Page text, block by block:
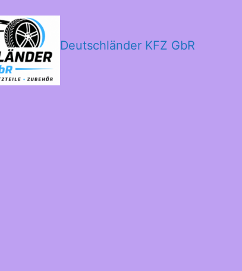
Deutschländer KFZ GbR